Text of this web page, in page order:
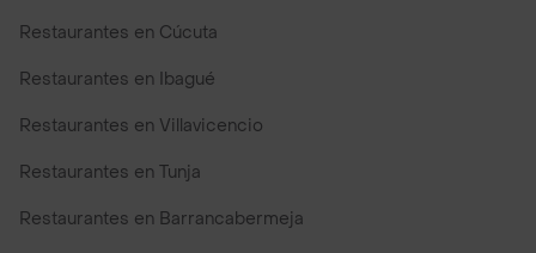
Restaurantes en Cúcuta
Restaurantes en Ibagué
Restaurantes en Villavicencio
Restaurantes en Tunja
Restaurantes en Barrancabermeja